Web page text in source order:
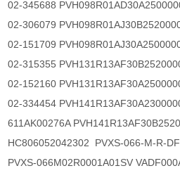
02-345688
02-306079
02-151709
02-315355
02-152160
02-334454
611AK00276A
HC806052042302 PVXS-066-M-R-
PVXS-066M02R0001A01SV